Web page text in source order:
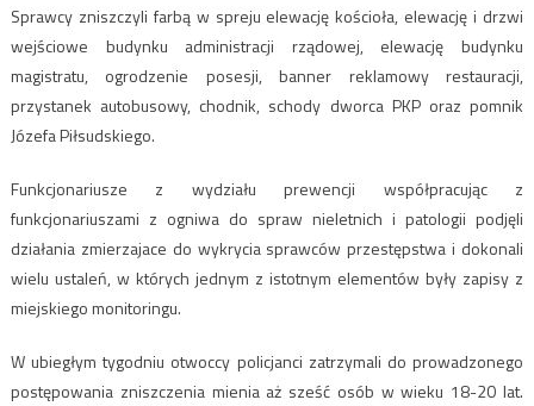
Sprawcy zniszczyli farbą w spreju elewację kościoła, elewację i drzwi
wejściowe budynku administracji rządowej, elewację budynku
magistratu, ogrodzenie posesji, banner reklamowy restauracji,
przystanek autobusowy, chodnik, schody dworca PKP oraz pomnik
Józefa Piłsudskiego.
Funkcjonariusze z wydziału prewencji współpracując z
funkcjonariuszami z ogniwa do spraw nieletnich i patologii podjęli
działania zmierzajace do wykrycia sprawców przestępstwa i dokonali
wielu ustaleń, w których jednym z istotnym elementów były zapisy z
miejskiego monitoringu.
W ubiegłym tygodniu otwoccy policjanci zatrzymali do prowadzonego
postępowania zniszczenia mienia aż sześć osób w wieku 18-20 lat.